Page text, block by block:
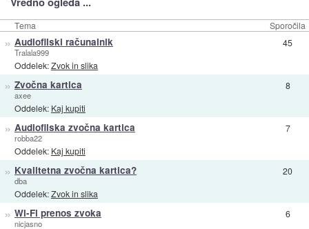
Tema Sporočila
» Audiofilski računalnik
Tralala999
Oddelek:Zvok in slika
45
» Zvočna kartica
axee
Oddelek: Kaj kupiti
8
» Audiofilska zvočna kartica
robba22
Oddelek: Kaj kupiti
7
» Kvalitetna zvočna kartica?
dba
Oddelek:Zvok in slika
20
» Wi-Fi prenos zvoka
nicjasno
6